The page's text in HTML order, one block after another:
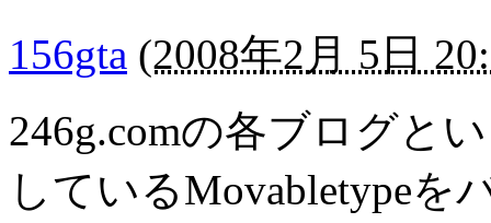
156gta (2008年2月 5日
246g.comの各ブログと
しているMovabletypeを